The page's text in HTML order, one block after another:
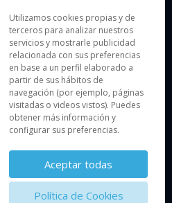
y se aplican la
de Privacidad
Utilizamos cookies propias y de
terceros para analizar nuestros
servicios y mostrarle publicidad
relacionada con sus preferencias
en base a un perfil elaborado a
partir de sus hábitos de
navegación (por ejemplo, páginas
visitadas o videos vistos). Puedes
obtener más información y
configurar sus preferencias.
Aceptar todas
Política de Cookies